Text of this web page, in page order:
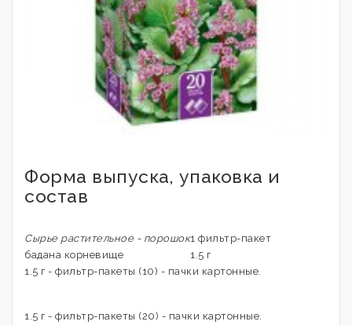
Форма выпуска, упаковка и
состав
Сырье растительное - порошок1 фильтр-пакет
бадана корневище
1.5 г
1.5 г - фильтр-пакеты (10) - пачки картонные.
1.5 г - фильтр-пакеты (20) - пачки картонные.